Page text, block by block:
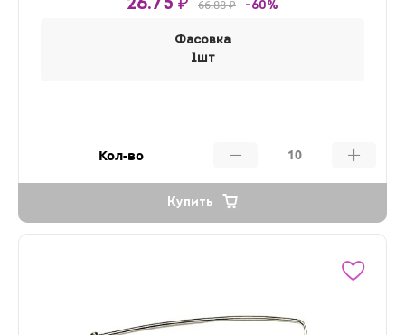
26.75 ₽ 66.88 ₽ -60%
Фасовка
1шт
Кол-во
Купить